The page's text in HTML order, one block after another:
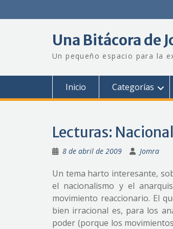
Una Bitácora de
Un pequeño espacio para la
Inicio Categorías
Lecturas:
8 de abril de 2009 Jomra
Un tema harto interesante,
el nacionalismo y el
movimiento reaccionario. El
bien irracional es, para los
poder (porque los